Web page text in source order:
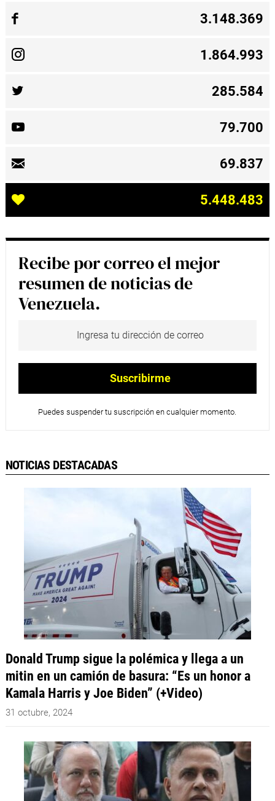
3.148.369
1.864.993
285.584
79.700
69.837
5.448.483
Recibe por correo el mejor
resumen de noticias de
Venezuela.
Puedes suspender tu suscripción en cualquier momento.
NOTICIAS DESTACADAS
Donald Trump sigue la polémica y llega a un
mitin en un camión de basura: “Es un honor a
Kamala Harris y Joe Biden” (+Video)
31 octubre, 2024